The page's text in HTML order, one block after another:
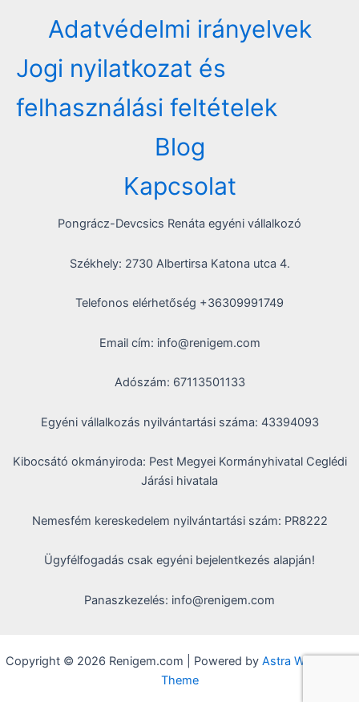
Adatvédelmi irányelvek
Jogi nyilatkozat és
felhasználási feltételek
Blog
Kapcsolat
Pongrácz-Devcsics Renáta egyéni vállalkozó
Székhely: 2730 Albertirsa Katona utca 4.
Telefonos elérhetőség +36309991749
Email cím: info@renigem.com
Adószám: 67113501133
Egyéni vállalkozás nyilvántartási száma: 43394093
Kibocsátó okmányiroda: Pest Megyei Kormányhivatal Ceglédi
Járási hivatala
Nemesfém kereskedelem nyilvántartási szám: PR8222
Ügyfélfogadás csak egyéni bejelentkezés alapján!
Panaszkezelés: info@renigem.com
Copyright © 2026 Renigem.com | Powered by Astra WordPress
Theme